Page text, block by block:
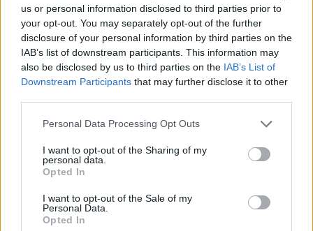
us or personal information disclosed to third parties prior to
your opt-out. You may separately opt-out of the further
disclosure of your personal information by third parties on the
IAB’s list of downstream participants. This information may
also be disclosed by us to third parties on the IAB’s List of
Downstream Participants that may further disclose it to other
Personal Data Processing Opt Outs
I want to opt-out of the Sharing of my
personal data.
Opted In
I want to opt-out of the Sale of my
Personal Data.
Opted In